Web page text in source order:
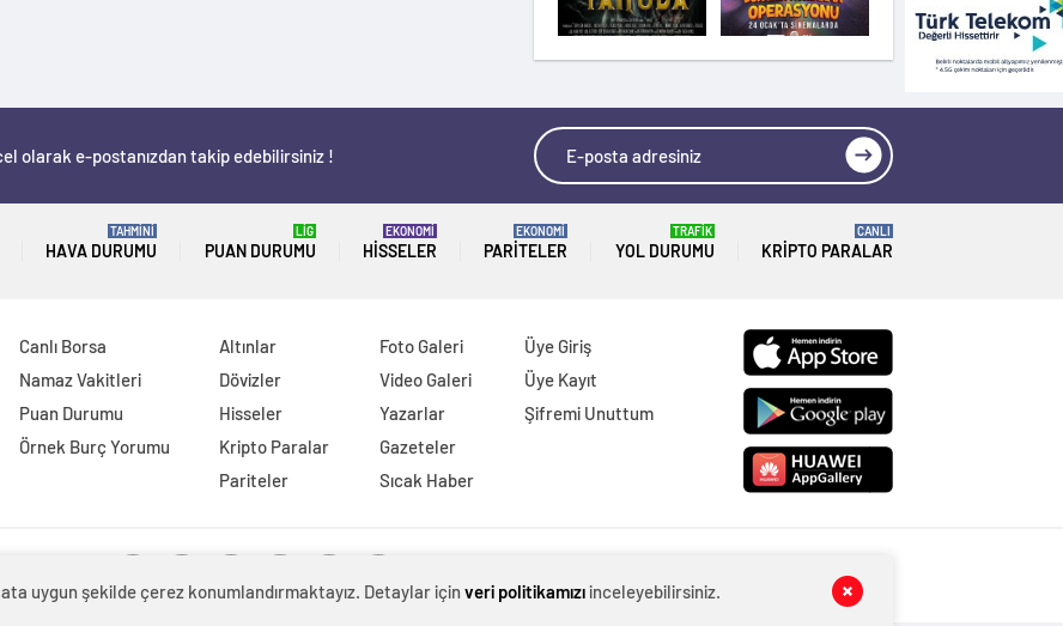
olarak e-postanızdan takip edebilirsiniz !
HAVA DURUMU
TAHMİNİ
PUAN DURUMU
LİG
HISSELER
EKONOMİ
PARITELER
EKONOMİ
YOL DURUMU
TRAFİK
KRIPTO PARALAR
CANLI
Canlı Borsa
Namaz Vakitleri
Puan Durumu
Örnek Burç Yorumu
Altınlar
Dövizler
Hisseler
Kripto Paralar
Pariteler
Foto Galeri
Video Galeri
Yazarlar
Gazeteler
Sıcak Haber
Üye Giriş
Üye Kayıt
Şifremi Unuttum
uygun şekilde çerez konumlandırmaktayız. Detaylar için veri politikamızıinceleyebilirsiniz.